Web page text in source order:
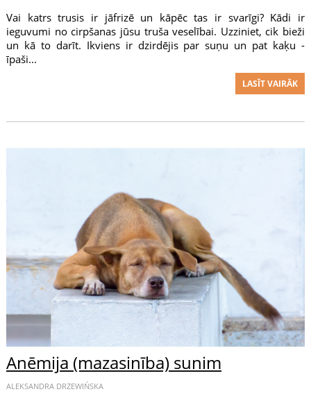
Vai katrs trusis ir jāfrizē un kāpēc tas ir svarīgi? Kādi ir
ieguvumi no cirpšanas jūsu truša veselībai. Uzziniet, cik bieži
un kā to darīt. Ikviens ir dzirdējis par suņu un pat kaķu -
īpaši...
LASĪT VAIRĀK
Anēmija (mazasinība) sunim
ALEKSANDRA DRZEWIŃSKA